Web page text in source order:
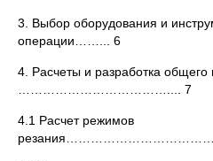
3. Выбор оборудования и
операции……... 6
4. Расчеты и разработка
……………………………….... 7
4.1 Расчет режимов